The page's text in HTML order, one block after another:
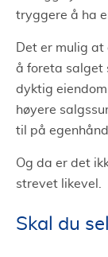
tryggere å ha
Det er mulig
å foreta salget
dyktig
høyere
til på egenhånd.
Og da er det
strevet likevel.
Skal du